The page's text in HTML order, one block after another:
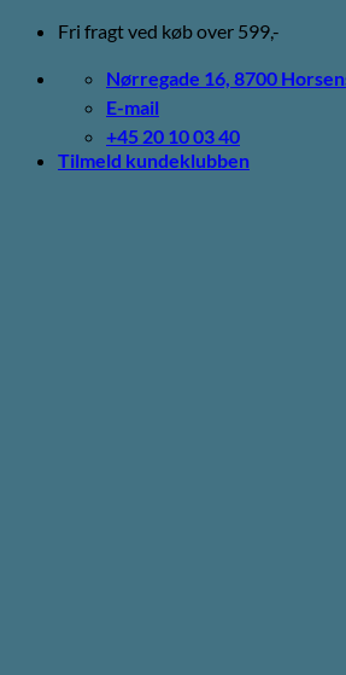
Fortsæt
indhold
Fri fragt ved køb over 599,-
Nørregade 16, 8700
E-mail
+45 20 10 03 40
Tilmeld kundeklubben